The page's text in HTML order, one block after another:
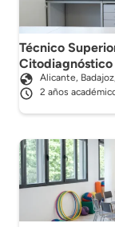
Técnico
Citodiagnóstico
Alicante,
2 años